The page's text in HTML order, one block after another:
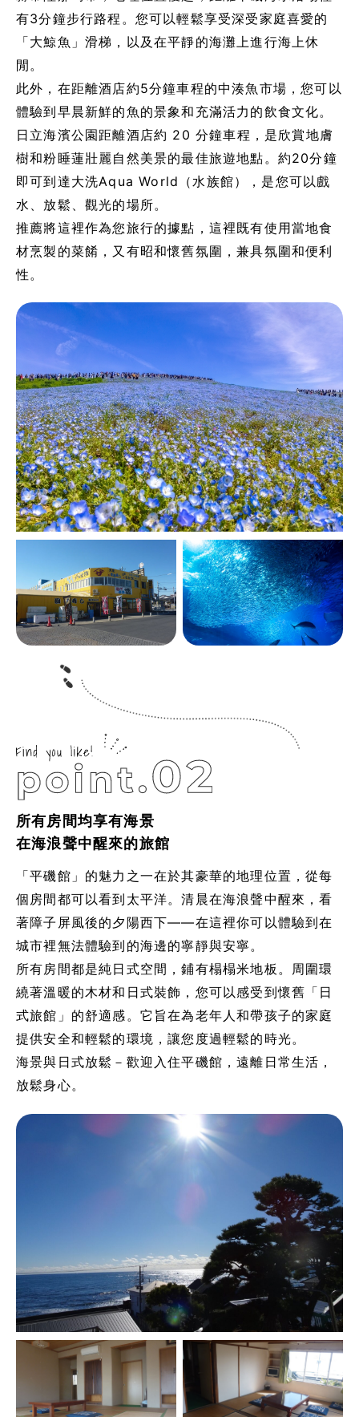
有3分鐘步行路程。您可以輕鬆享受深受家庭喜愛的
「大鯨魚」滑梯，以及在平靜的海灘上進行海上休
閒。
此外，在距離酒店約5分鐘車程的中湊魚市場，您可以
體驗到早晨新鮮的魚的景象和充滿活力的飲食文化。
日立海濱公園距離酒店約 20 分鐘車程，是欣賞地膚
樹和粉睡蓮壯麗自然美景的最佳旅遊地點。約20分鐘
即可到達大洗Aqua World（水族館），是您可以戲
水、放鬆、觀光的場所。
推薦將這裡作為您旅行的據點，這裡既有使用當地食
材烹製的菜餚，又有昭和懷舊氛圍，兼具氛圍和便利
性。
所有房間均享有海景
在海浪聲中醒來的旅館
「平磯館」的魅力之一在於其豪華的地理位置，從每
個房間都可以看到太平洋。清晨在海浪聲中醒來，看
著障子屏風後的夕陽西下——在這裡你可以體驗到在
城市裡無法體驗到的海邊的寧靜與安寧。
所有房間都是純日式空間，鋪有榻榻米地板。周圍環
繞著溫暖的木材和日式裝飾，您可以感受到懷舊「日
式旅館」的舒適感。它旨在為老年人和帶孩子的家庭
提供安全和輕鬆的環境，讓您度過輕鬆的時光。
海景與日式放鬆－歡迎入住平磯館，遠離日常生活，
放鬆身心。